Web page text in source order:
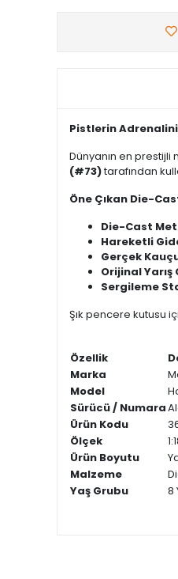
Pistlerin Adrenalini
Dünyanın en prestijli
(#73)tarafından
Öne Çıkan Die-
Die-Cast
Hareketli
Gerçek
Orijinal
Sergileme
Şık pencere kutusu
Özellik
Marka
Model
Sürücü / Numara
Ürün Kodu
Ölçek
Ürün Boyutu
Malzeme
Yaş Grubu
8